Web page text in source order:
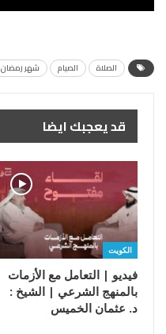
الصلاة الصيام شهر رمضان
قد يعجبك ايضا
الكويت
فيديو | التعامل مع الأزمات
بالمنهج الشرعي | الشيخ :
د. عثمان الخميس